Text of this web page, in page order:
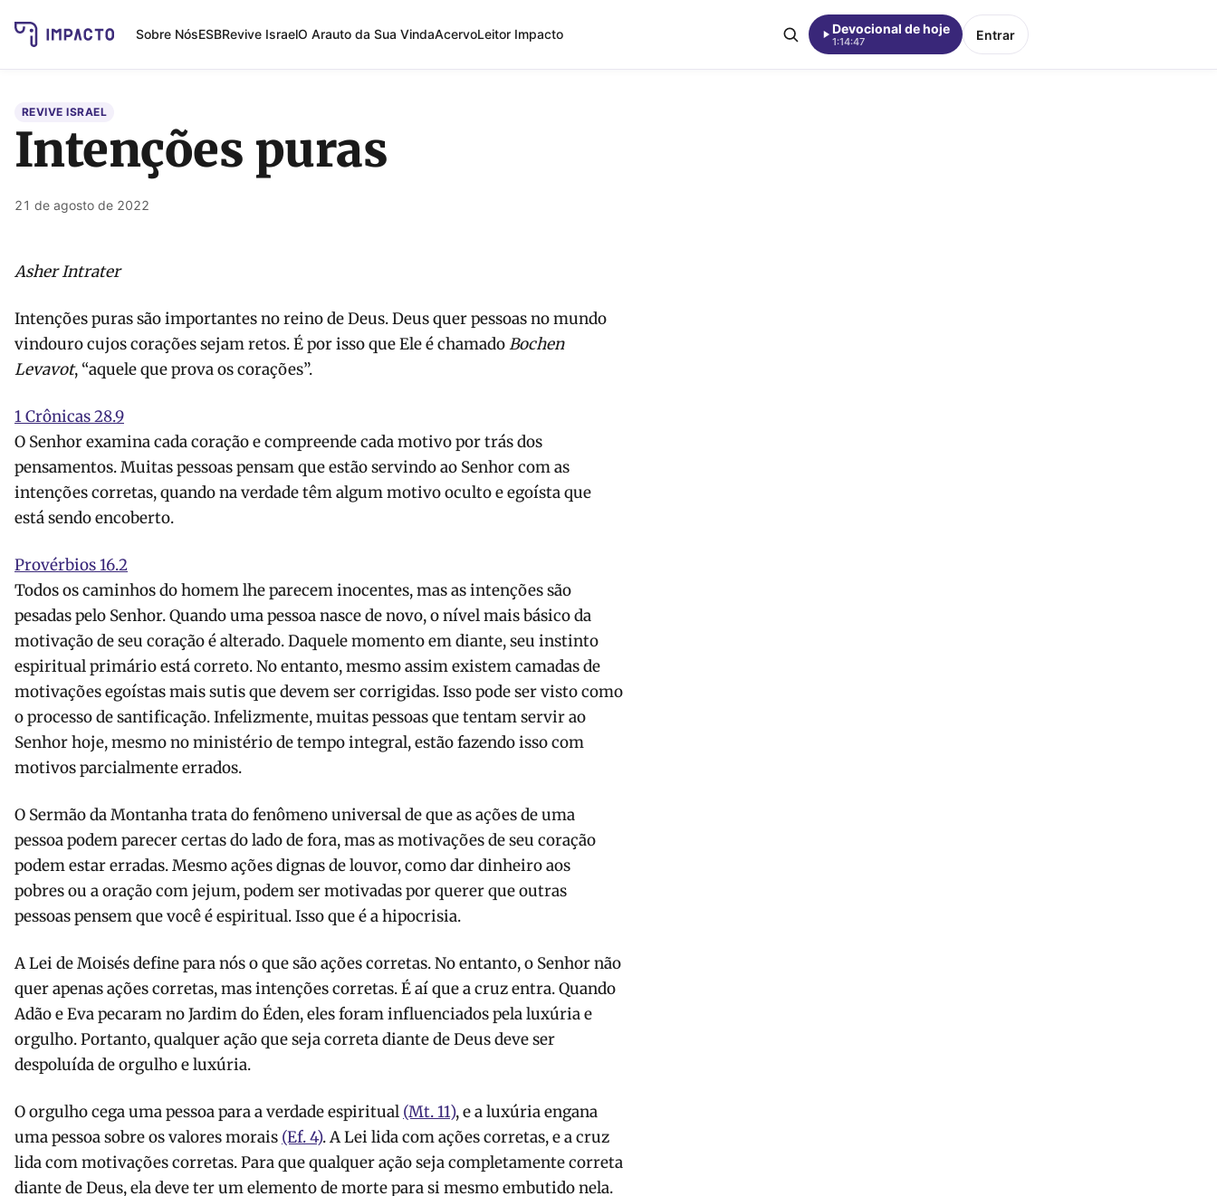
Sobre NósESBRevive IsraelO Arauto da Sua VindaAcervoLeitor Impacto Devocional de hoje
1:14:47 Entrar
REVIVE ISRAEL
Intenções puras
21 de agosto de 2022
Asher Intrater
Intenções puras são importantes no reino de Deus. Deus quer pessoas no mundo
vindouro cujos corações sejam retos. É por isso que Ele é chamadoBochen
Levavot, “aquele que prova os corações”.
1 Crônicas 28.9
O Senhor examina cada coração e compreende cada motivo por trás dos
pensamentos. Muitas pessoas pensam que estão servindo ao Senhor com as
intenções corretas, quando na verdade têm algum motivo oculto e egoísta que
está sendo encoberto.
Provérbios 16.2
Todos os caminhos do homem lhe parecem inocentes, mas as intenções são
pesadas ​​pelo Senhor. Quando uma pessoa nasce de novo, o nível mais básico da
motivação de seu coração é alterado. Daquele momento em diante, seu instinto
espiritual primário está correto. No entanto, mesmo assim existem camadas de
motivações egoístas mais sutis que devem ser corrigidas. Isso pode ser visto como
o processo de santificação. Infelizmente, muitas pessoas que tentam servir ao
Senhor hoje, mesmo no ministério de tempo integral, estão fazendo isso com
motivos parcialmente errados.
O Sermão da Montanha trata do fenômeno universal de que as ações de uma
pessoa podem parecer certas do lado de fora, mas as motivações de seu coração
podem estar erradas. Mesmo ações dignas de louvor, como dar dinheiro aos
pobres ou a oração com jejum, podem ser motivadas por querer que outras
pessoas pensem que você é espiritual. Isso que é a hipocrisia.
A Lei de Moisés define para nós o que são ações corretas. No entanto, o Senhor não
quer apenas ações corretas, mas intenções corretas. É aí que a cruz entra. Quando
Adão e Eva pecaram no Jardim do Éden, eles foram influenciados pela luxúria e
orgulho. Portanto, qualquer ação que seja correta diante de Deus deve ser
despoluída de orgulho e luxúria.
O orgulho cega uma pessoa para a verdade espiritual (Mt. 11), e a luxúria engana
uma pessoa sobre os valores morais (Ef. 4). A Lei lida com ações corretas, e a cruz
lida com motivações corretas. Para que qualquer ação seja completamente correta
diante de Deus, ela deve ter um elemento de morte para si mesmo embutido nela.